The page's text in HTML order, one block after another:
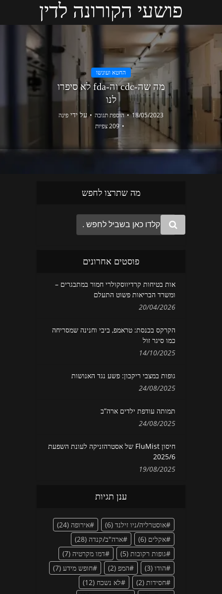
פושעי הקורונה לדין
החטא ועונשו
מה שה-cdc וה-fda לא סיפרו
לנו
18/05/2023 הוספת תגובה על ידי פינה
209 צפיות
מה שתרצו לחפש
פוסטים אחרונים
אות בטיחות קרדיווסקולרי חמור במתבגרים –
ומשרד הבריאות פשוט התעלם
20/04/2026
הקרקס בכנסת: טראמפ, ביבי וחנינה שמסריחה
כמו סיגר זול
14/10/2025
גופות במצבי ריקבון: פשע נגד האנושות
24/08/2025
תמותה עודפת ילדים ארה”ב
24/08/2025
חיסון FluMist של אסטרהזניקה לעונת השפעת
2025/6
19/08/2025
ענן תגיות
אוסטרליה/ניו זילנד (6) אירופה (24)
אקלים (6) ארה"ב/קנדה (28)
גופות רקובות (5) דמו מקרטיה (7)
הודו (3) המפ (2) חופש מידע (7)
חסידות (2) לא נשכח (12)